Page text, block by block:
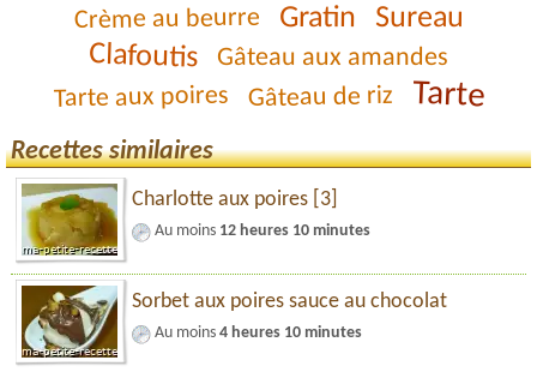
Crème au beurre Gratin Sureau
Clafoutis Gâteau aux amandes
Tarte aux poires Gâteau de riz Tarte
Recettes similaires
Charlotte aux poires [3]
Au moins 12 heures 10 minutes
Sorbet aux poires sauce au chocolat
Au moins 4 heures 10 minutes